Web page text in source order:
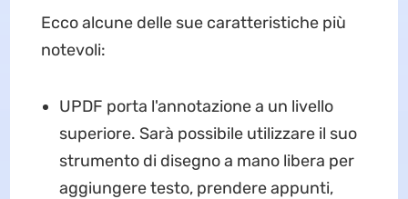
Ecco alcune delle sue caratteristiche più
notevoli:
UPDF porta l'annotazione a un livello
superiore. Sarà possibile utilizzare il suo
strumento di disegno a mano libera per
aggiungere testo, prendere appunti,